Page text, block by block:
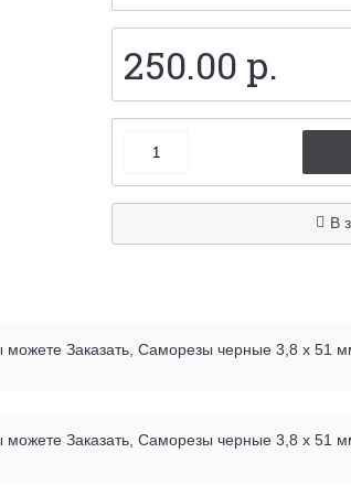
250.00 р.
В
Заказать, Саморезы черные 3,8 х 51
Заказать, Саморезы черные 3,8 х 51